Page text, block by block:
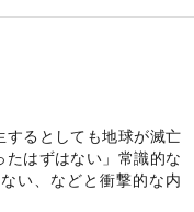
するとしても地球が滅亡
はずはない」常識的な
い、などと衝撃的な内